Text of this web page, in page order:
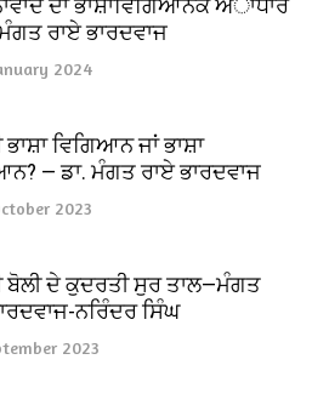
ਰਾਏ ਭਾਰਦਵਾਜ
2024
ਭਾਸ਼ਾ ਵਿਗਿਆਨ ਜਾਂ ਭਾਸ਼ਾ
— ਡਾ. ਮੰਗਤ ਰਾਏ ਭਾਰਦਵਾਜ
2023
ਬੋਲੀ ਦੇ ਕੁਦਰਤੀ ਸੁਰ ਤਾਲ—ਮੰਗਤ
ਨਰਿੰਦਰ ਸਿੰਘ
2023